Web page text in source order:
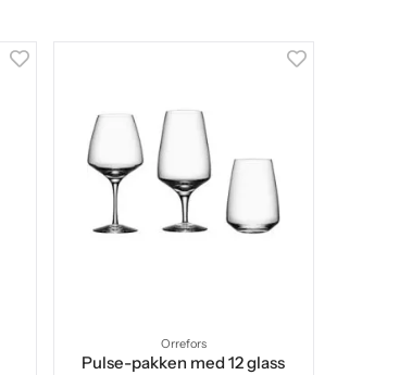
Orrefors
Pulse-pakken med 12 glass